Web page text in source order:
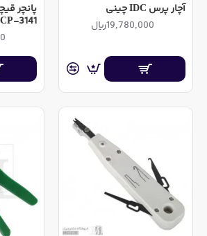
آچار پرس IDC چینی
19,780,000ریال
پانچر
CP-3141